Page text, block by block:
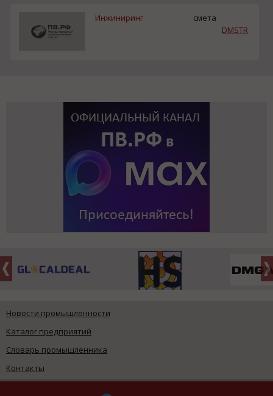
Инжиниринг
смета
DMSTR
Новости промышленности
Каталог предприятий
Словарь промышленника
Контакты